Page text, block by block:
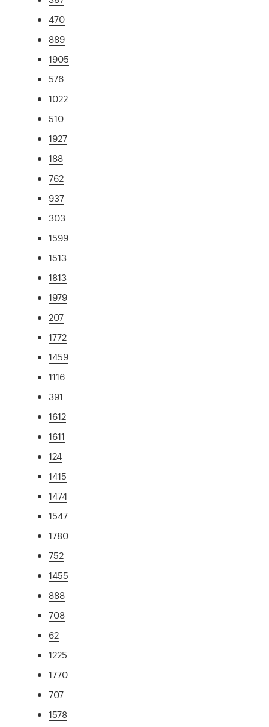
470
889
1905
576
1022
510
1927
188
762
937
303
1599
1513
1813
1979
207
1772
1459
1116
391
1612
1611
124
1415
1474
1547
1780
752
1455
888
708
62
1225
1770
707
1578